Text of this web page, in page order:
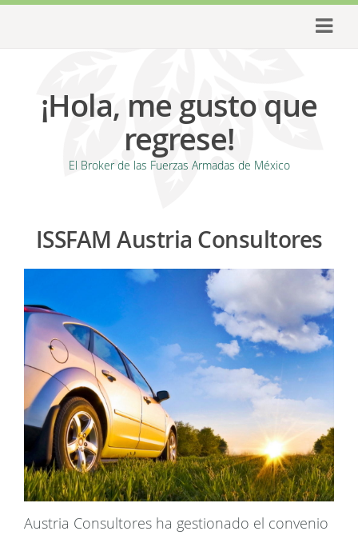
¡Hola, me gusto que
regrese!
El Broker de las Fuerzas Armadas de México
ISSFAM Austria Consultores
Austria Consultores ha gestionado el convenio